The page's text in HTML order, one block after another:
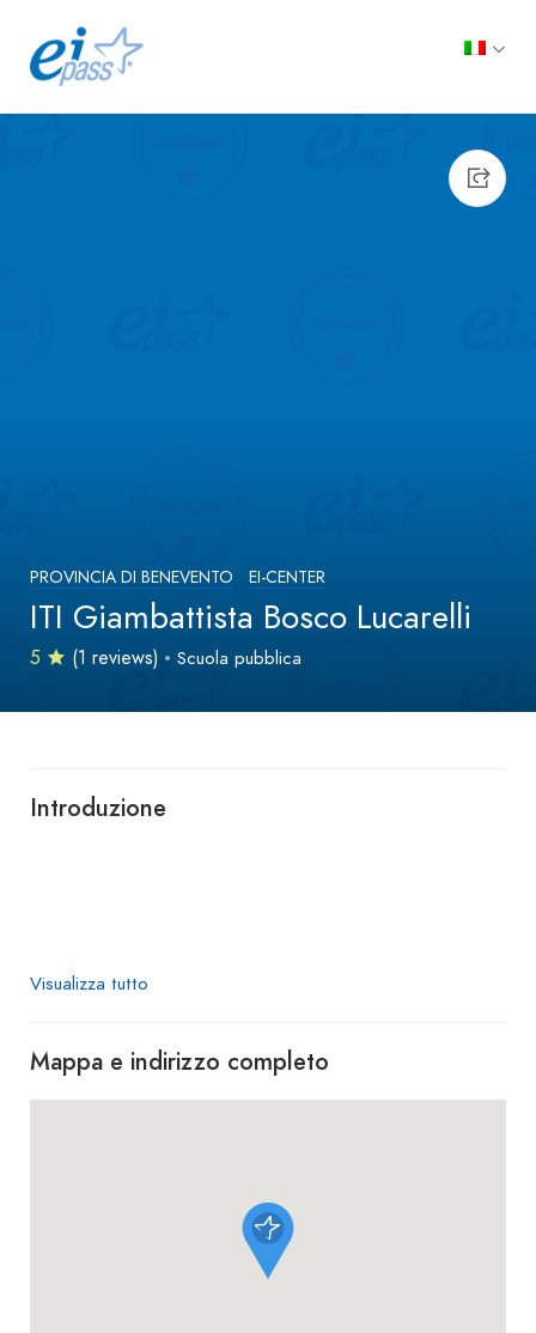
PROVINCIA DI BENEVENTO EI-CENTER
ITI Giambattista Bosco Lucarelli
5 (1 reviews) Scuola pubblica
Introduzione
Visualizza tutto
Mappa e indirizzo completo